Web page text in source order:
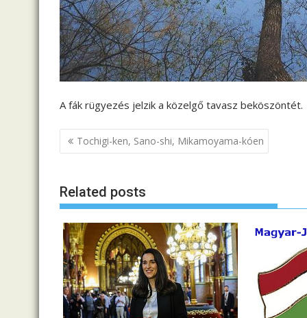
A fák rügyezés jelzik a közelgő tavasz beköszöntét.
B
e
e
g
y
z
é
s
n
Tochigi-ken, Sano-shi, Mikamoyama-kóen
Related posts